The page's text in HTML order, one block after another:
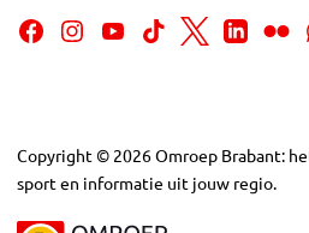
Copyright © 2026Omroep Brabant:
sport en informatie uit jouw regio.